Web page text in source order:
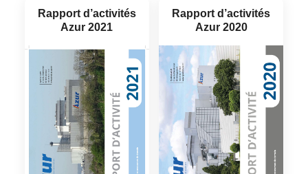
Rapport d’activités
Azur 2021
Rapport d’activités
Azur 2020